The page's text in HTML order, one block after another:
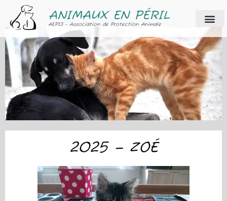
ANIMAUX EN PÉRIL
AEP13 - Association de Protection Animale
2025 – ZOÉ